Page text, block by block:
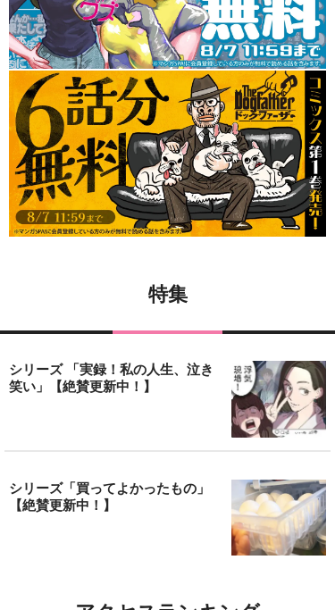
特集
シリーズ 「実録！私の人生、泣き
笑い」【絶賛更新中！】
シリーズ「買ってよかったもの」
【絶賛更新中！】